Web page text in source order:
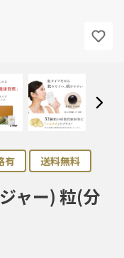
有 送料無料
ャー) 粒(分